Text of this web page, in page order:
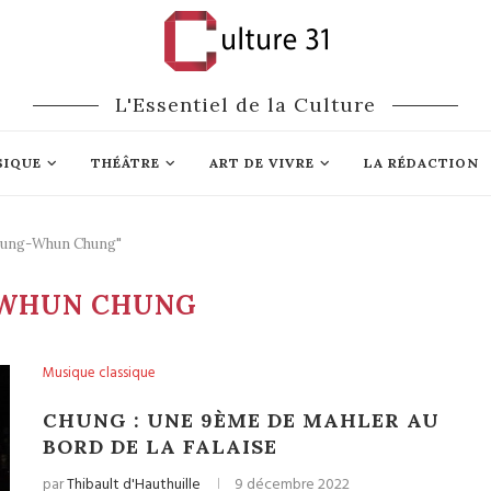
L'Essentiel de la Culture
THÉÂTRE ART DE VIVRE LA RÉDACTION
Whun Chung"
CHUNG
Musique classique
CHUNG : UNE 9ÈME DE MAHLER AU
BORD DE LA FALAISE
parThibault d'Hauthuille 9 décembre 2022